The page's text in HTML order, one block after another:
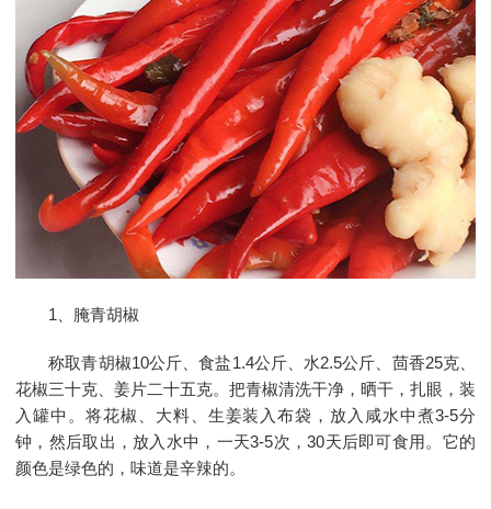
1、腌青胡椒
称取青胡椒10公斤、食盐1.4公斤、水2.5公斤、茴香25克、
花椒三十克、姜片二十五克。把青椒清洗干净，晒干，扎眼，装
入罐中。将花椒、大料、生姜装入布袋，放入咸水中煮3-5分
钟，然后取出，放入水中，一天3-5次，30天后即可食用。它的
颜色是绿色的，味道是辛辣的。